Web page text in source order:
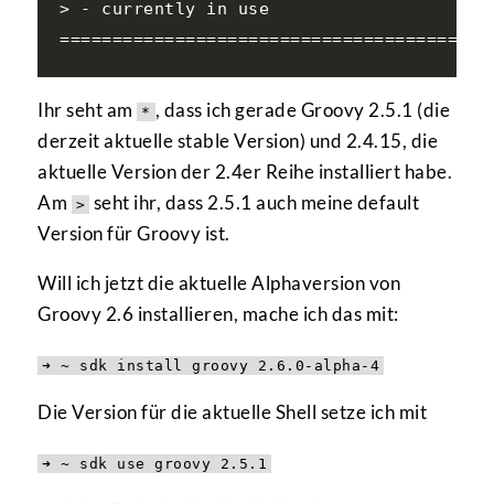
> - currently in use
Ihr seht am * , dass ich gerade Groovy 2.5.1 (die
derzeit aktuelle stable Version) und 2.4.15, die
aktuelle Version der 2.4er Reihe installiert habe.
Am > seht ihr, dass 2.5.1 auch meine default
Version für Groovy ist.
Will ich jetzt die aktuelle Alphaversion von
Groovy 2.6 installieren, mache ich das mit:
➜ ~ sdk install groovy 2.6.0-alpha-4
Die Version für die aktuelle Shell setze ich mit
➜ ~ sdk use groovy 2.5.1